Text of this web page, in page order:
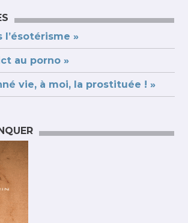
l’ésotérisme »
au porno »
vie, à moi, la prostituée ! »